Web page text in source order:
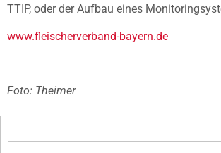
TTIP, oder der Aufbau eines
www.fleischerverband-bayern.de
Foto: Theimer